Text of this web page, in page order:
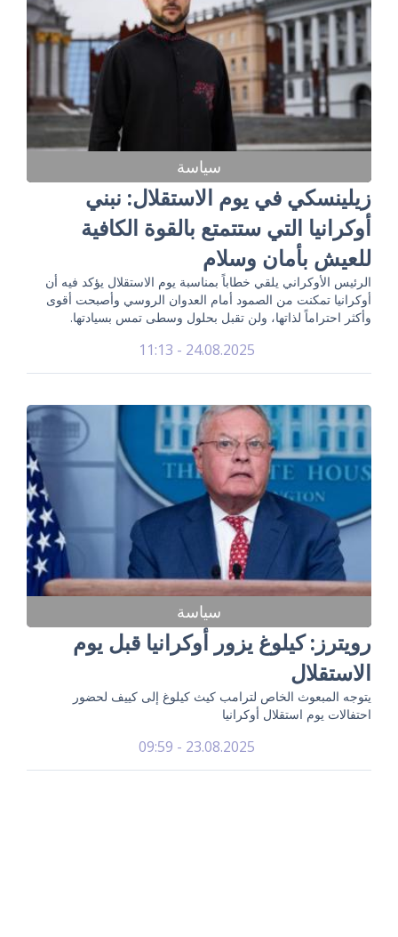
سياسة
زيلينسكي في يوم الاستقلال: نبني
أوكرانيا التي ستتمتع بالقوة الكافية
للعيش بأمان وسلام
الرئيس الأوكراني يلقي خطاباً بمناسبة يوم الاستقلال يؤكد فيه أن
أوكرانيا تمكنت من الصمود أمام العدوان الروسي وأصبحت أقوى
وأكثر احتراماً لذاتها، ولن تقبل بحلول وسطى تمس بسيادتها.
24.08.2025 - 11:13
سياسة
رويترز: كيلوغ يزور أوكرانيا قبل يوم
الاستقلال
يتوجه المبعوث الخاص لترامب كيث كيلوغ إلى كييف لحضور
احتفالات يوم استقلال أوكرانيا
23.08.2025 - 09:59